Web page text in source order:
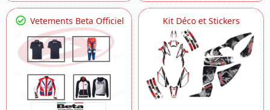
Vetements Beta Officiel Kit Déco et Stickers